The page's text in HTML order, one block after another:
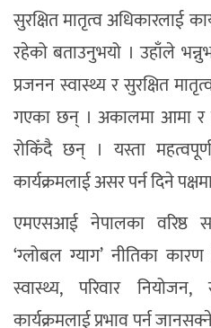
सुरक्षित मातृत्व अधिकारलाई
रहेको बताउनुभयो । उहाँले
प्रजनन स्वास्थ्य र सुरक्षित
गएका छन् । अकालमा आमा र
रोकिँदै छन् । यस्ता
कार्यक्रमलाई असर पर्न दिने
एमएसआई नेपालका वरिष्ठ
‘ग्लोबल ग्याग’ नीतिका
स्वास्थ्य, परिवार
कार्यक्रमलाई प्रभाव पर्न